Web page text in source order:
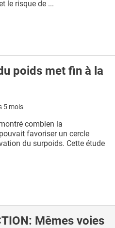
le risque de ...
poids met fin à la
5 mois
combien la
favoriser un cercle
du surpoids. Cette étude
Mêmes voies